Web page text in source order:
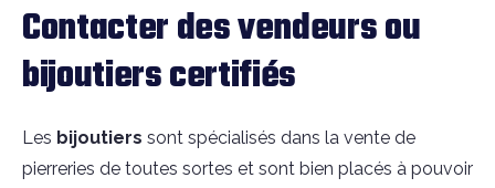
Contacter des vendeurs ou
bijoutiers certifiés
Les bijoutiers sont spécialisés dans la vente de
pierreries de toutes sortes et sont bien placés à pouvoir